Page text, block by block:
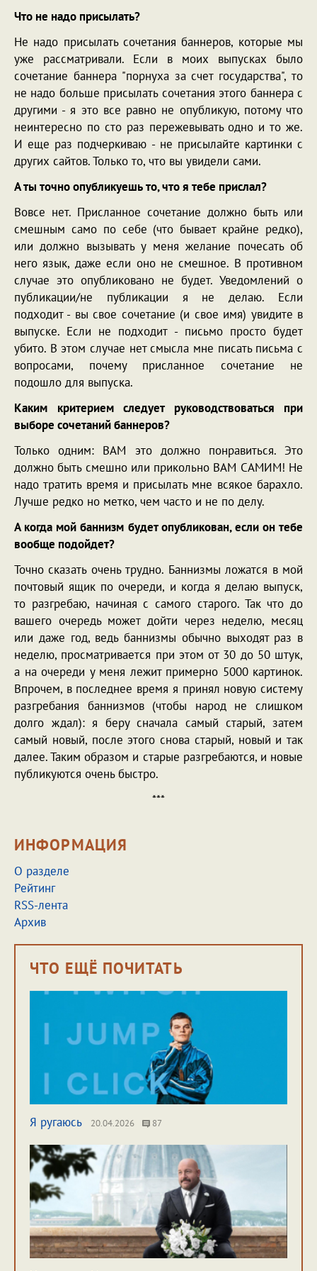
Что не надо присылать?
Не надо присылать сочетания баннеров, которые мы
уже рассматривали. Если в моих выпусках было
сочетание баннера "порнуха за счет государства", то
не надо больше присылать сочетания этого баннера с
другими - я это все равно не опубликую, потому что
неинтересно по сто раз пережевывать одно и то же.
И еще раз подчеркиваю - не присылайте картинки с
других сайтов. Только то, что вы увидели сами.
А ты точно опубликуешь то, что я тебе прислал?
Вовсе нет. Присланное сочетание должно быть или
смешным само по себе (что бывает крайне редко),
или должно вызывать у меня желание почесать об
него язык, даже если оно не смешное. В противном
случае это опубликовано не будет. Уведомлений о
публикации/не публикации я не делаю. Если
подходит - вы свое сочетание (и свое имя) увидите в
выпуске. Если не подходит - письмо просто будет
убито. В этом случае нет смысла мне писать письма с
вопросами, почему присланное сочетание не
подошло для выпуска.
Каким критерием следует руководствоваться при
выборе сочетаний баннеров?
Только одним: ВАМ это должно понравиться. Это
должно быть смешно или прикольно ВАМ САМИМ! Не
надо тратить время и присылать мне всякое барахло.
Лучше редко но метко, чем часто и не по делу.
А когда мой баннизм будет опубликован, если он тебе
вообще подойдет?
Точно сказать очень трудно. Баннизмы ложатся в мой
почтовый ящик по очереди, и когда я делаю выпуск,
то разгребаю, начиная с самого старого. Так что до
вашего очередь может дойти через неделю, месяц
или даже год, ведь баннизмы обычно выходят раз в
неделю, просматривается при этом от 30 до 50 штук,
а на очереди у меня лежит примерно 5000 картинок.
Впрочем, в последнее время я принял новую систему
разгребания баннизмов (чтобы народ не слишком
долго ждал): я беру сначала самый старый, затем
самый новый, после этого снова старый, новый и так
далее. Таким образом и старые разгребаются, и новые
публикуются очень быстро.
***
ИНФОРМАЦИЯ
О разделе
Рейтинг
RSS-лента
Архив
ЧТО ЕЩЁ ПОЧИТАТЬ
Я ругаюсь 20.04.2026 87